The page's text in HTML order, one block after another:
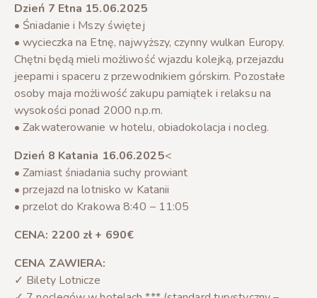
Dzień 7 Etna 15.06.2025
• Śniadanie i Mszy świętej
• wycieczka na Etnę, najwyższy, czynny wulkan Europy.
Chętni będą mieli możliwość wjazdu kolejką, przejazdu
jeepami i spaceru z przewodnikiem górskim. Pozostałe
osoby maja możliwość zakupu pamiątek i relaksu na
wysokości ponad 2000 n.p.m.
• Zakwaterowanie w hotelu, obiadokolacja i nocleg.
Dzień 8 Katania 16.06.2025<
• Zamiast śniadania suchy prowiant
• przejazd na lotnisko w Katanii
• przelot do Krakowa 8:40 – 11:05
CENA: 2200 zł + 690€
CENA ZAWIERA:
✓ Bilety Lotnicze